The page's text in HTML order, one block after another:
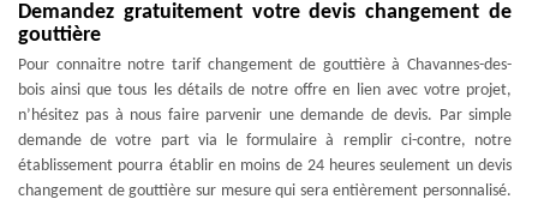
Demandez gratuitement votre devis changement de
gouttière
Pour connaitre notre tarif changement de gouttière à Chavannes-des-
bois ainsi que tous les détails de notre offre en lien avec votre projet,
n’hésitez pas à nous faire parvenir une demande de devis. Par simple
demande de votre part via le formulaire à remplir ci-contre, notre
établissement pourra établir en moins de 24 heures seulement un devis
changement de gouttière sur mesure qui sera entièrement personnalisé.